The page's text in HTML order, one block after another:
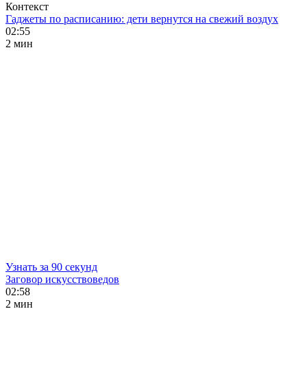
Контекст
Гаджеты по расписанию: дети вернутся на свежий воздух
02:55
2 мин
Узнать за 90 секунд
Заговор искусствоведов
02:58
2 мин